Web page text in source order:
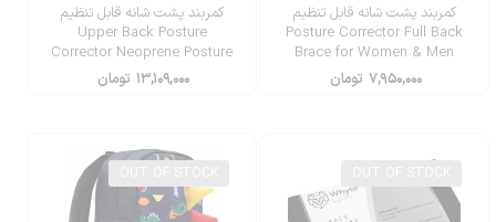
کمربند پشت شانه قابل تنظیم
Posture Corrector Full Back
Brace for Women & Men
۷,۹۵۰,۰۰۰ تومان
کمربند پشت شانه قابل تنظیم
Upper Back Posture
Corrector Neoprene Posture
Corrector Scoliosis Back
Brace
۱۳,۱۰۹,۰۰۰ تومان